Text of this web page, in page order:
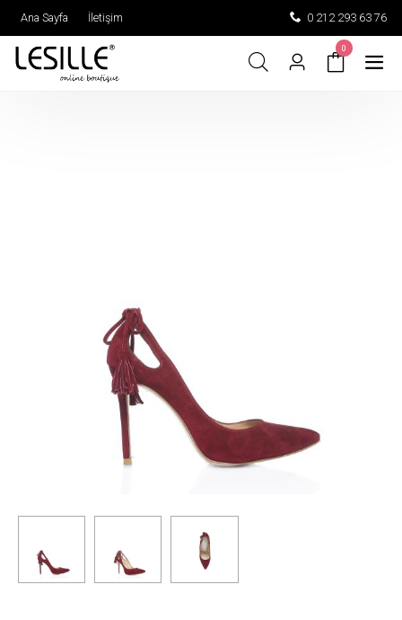
Ana Sayfa İletişim 0 212 293 63 76
0